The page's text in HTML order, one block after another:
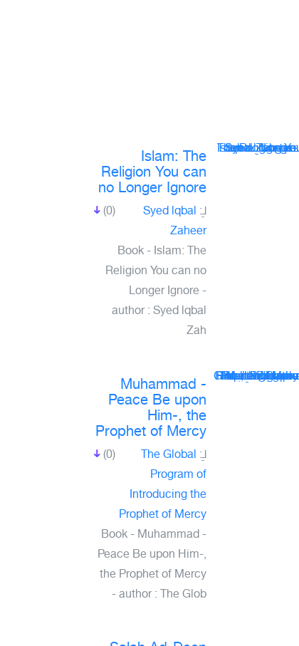
Islam: The
Religion You can
no Longer Ignore
(0) لـِ: Syed lqbal
Zaheer
Book - Islam: The
Religion You can no
Longer Ignore -
author : Syed lqbal
Zah
Muhammad -
Peace Be upon
Him-, the
Prophet of Mercy
(0) لـِ: The Global
Program of
Introducing the
Prophet of Mercy
Book - Muhammad -
Peace Be upon Him-,
the Prophet of Mercy
- author : The Glob